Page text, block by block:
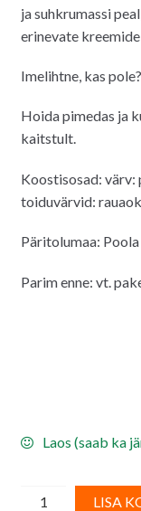
ja suhkrumassi
erinevate kreemide
Imelihtne, kas pole?
Hoida pimedas ja
kaitstult.
Koostisosad: värv:
toiduvärvid:
Päritolumaa: Poola
Parim enne: vt.
Laos (saab ka
Kuldne
LISA